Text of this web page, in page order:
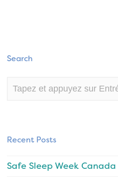
Search
Recent Posts
Safe Sleep Week Canada